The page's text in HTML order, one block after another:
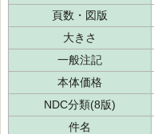
頁数・図版
大きさ
一般注記
本体価格
NDC分類(8版)
件名